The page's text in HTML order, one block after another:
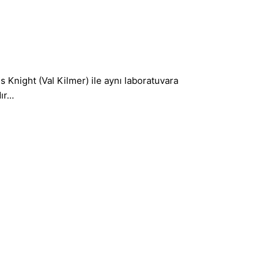
(Val Kilmer) ile aynı laboratuvara